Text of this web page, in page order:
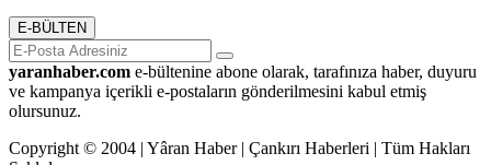
E-BÜLTEN
yaranhaber.com e-bültenine abone olarak, tarafınıza haber, duyuru
ve kampanya içerikli e-postaların gönderilmesini kabul etmiş
olursunuz.
Copyright © 2004 | Yâran Haber | Çankırı Haberleri | Tüm Hakları